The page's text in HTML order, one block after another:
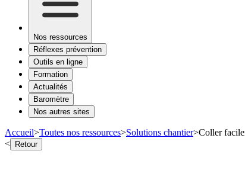
Nos ressources
Réflexes prévention
Outils en ligne
Formation
Actualités
Baromètre
Nos autres sites
Accueil>Toutes nos ressources>Solutions chantier>Coller
< Retour